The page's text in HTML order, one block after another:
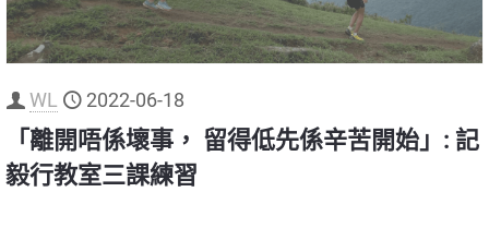
WL 2022-06-18
「離開唔係壞事， 留得低先係辛苦開始」: 記
毅行教室三課練習